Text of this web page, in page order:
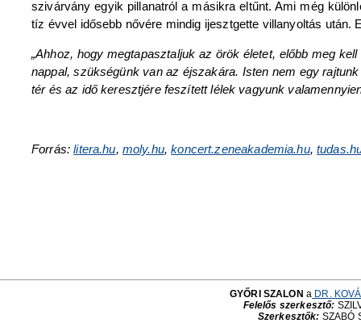
szivárvány egyik pillanatról a másikra eltűnt. Ami még
tíz évvel idősebb nővére mindig ijesztgette villanyoltás
„Ahhoz, hogy megtapasztaljuk az örök életet, előbb meg
nappal, szükségünk van az éjszakára. Isten nem egy
tér és az idő keresztjére feszített lélek vagyunk
Forrás:litera.hu, moly.hu,koncert.zeneakademia.hu,
GYŐRI SZALON a DR.
Felelős szerkesztő:
Szerkesztők: SZABÓ